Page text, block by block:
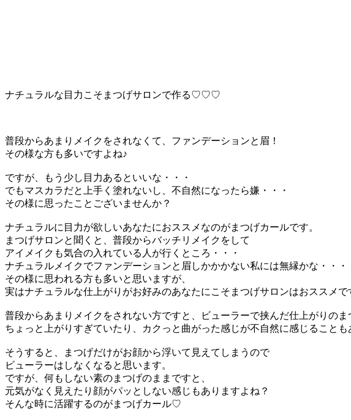
ナチュラルな目力こそまつげサロンで作る♡♡♡
普段からあまりメイクをされなくて、ファンデーションと眉！
その様な方も多いですよね♪
ですが、もう少し目力あるといいな・・・
でもマスカラだと上手く塗れないし、不自然になったら嫌・・・
その様に思ったことございませんか？
ナチュラルに目力が欲しいあなたにおススメなのがまつげカールです。
まつげサロンと聞くと、普段からバッチリメイクをして
アイメイクも気合の入れている人が行くところ・・・
ナチュラルメイクでファンデーションと眉しかかかない私には無縁かな・・・
その様に思われる方も多いと思いますが、
実はナチュラルな仕上がりがお好みのあなたにこそまつげサロンはおススメ
普段からあまりメイクをされない方ですと、ビューラーで挟んだ仕上がりのま
ちょっと上がりすぎていたり、カクっと曲がった感じが不自然に感じること
そうすると、まつげだけがお顔から浮いて見えてしまうので
ビューラーはしなくなると思います。
ですが、何もしない素のまつげのままですと、
元気がなく見えたり顔がパッとしない感じもありますよね？
そんな時に活躍するのがまつげカール♡